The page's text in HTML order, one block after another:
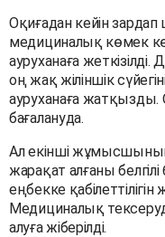
Оқиғадан кейін
медициналық көмек
ауруханаға
оң жақ жіліншік
ауруханаға
бағалануда.
Ал екінші
жарақат алғаны
еңбекке
Медициналық
алуға жіберілді.